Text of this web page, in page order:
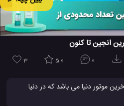
3 5.0 0
ترین و آخرین موتور دنیا می باشد که در دنیا
های پر سرعت دنیا، از این